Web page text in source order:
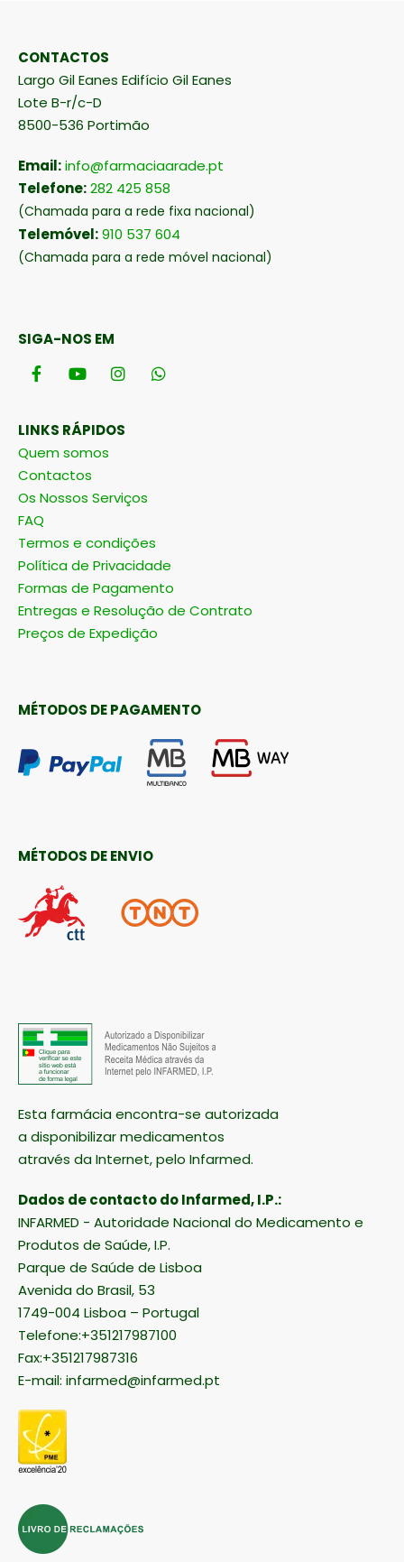
CONTACTOS
Largo Gil Eanes Edifício Gil Eanes
Lote B-r/c-D
8500-536 Portimão
Email:info@farmaciaarade.pt
Telefone:282 425 858
(Chamada para a rede fixa nacional)
Telemóvel:910 537 604
(Chamada para a rede móvel nacional)
SIGA-NOS EM
LINKS RÁPIDOS
Quem somos
Contactos
Os Nossos Serviços
FAQ
Termos e condições
Política de Privacidade
Formas de Pagamento
Entregas e Resolução de Contrato
Preços de Expedição
MÉTODOS DE PAGAMENTO
MÉTODOS DE ENVIO
Esta farmácia encontra-se autorizada
a disponibilizar medicamentos
através da Internet, pelo Infarmed.
Dados de contacto do Infarmed, I.P.:
INFARMED - Autoridade Nacional do Medicamento e
Produtos de Saúde, I.P.
Parque de Saúde de Lisboa
Avenida do Brasil, 53
1749-004 Lisboa – Portugal
Telefone:+351217987100
Fax:+351217987316
E-mail: infarmed@infarmed.pt